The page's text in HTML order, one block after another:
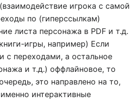
игрока с самой
по (гиперссылкам)
листа персонажа в PDF и т.д.
игры, например) Если
с переходами, а остальное
и т.д.) оффлайновое, то
это направлено на то,
интерактивные